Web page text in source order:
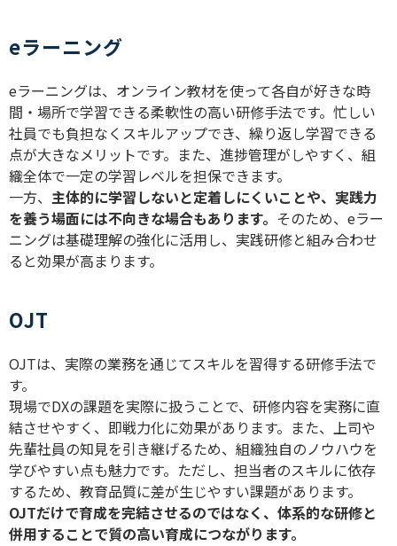
eラーニング
eラーニングは、オンライン教材を使って各自が好きな時
間・場所で学習できる柔軟性の高い研修手法です。忙しい
社員でも負担なくスキルアップでき、繰り返し学習できる
点が大きなメリットです。また、進捗管理がしやすく、組
織全体で一定の学習レベルを担保できます。
一方、 主体的に学習しないと定着しにくいことや、実践力
を養う場面には不向きな場合もあります。 そのため、 eラー
ニングは基礎理解の強化に活用し、実践研修と組み合わせ
ると効果が高まります。
OJT
OJTは、実際の業務を通じてスキルを習得する研修手法で
す。
現場でDXの課題を実際に扱うことで、研修内容を実務に直
結させやすく、即戦力化に効果があります。また、上司や
先輩社員の知見を引き継げるため、組織独自のノウハウを
学びやすい点も魅力です。ただし、担当者のスキルに依存
するため、教育品質に差が生じやすい課題があります。
OJTだけで育成を完結させるのではなく、体系的な研修と
併用することで質の高い育成につながります。